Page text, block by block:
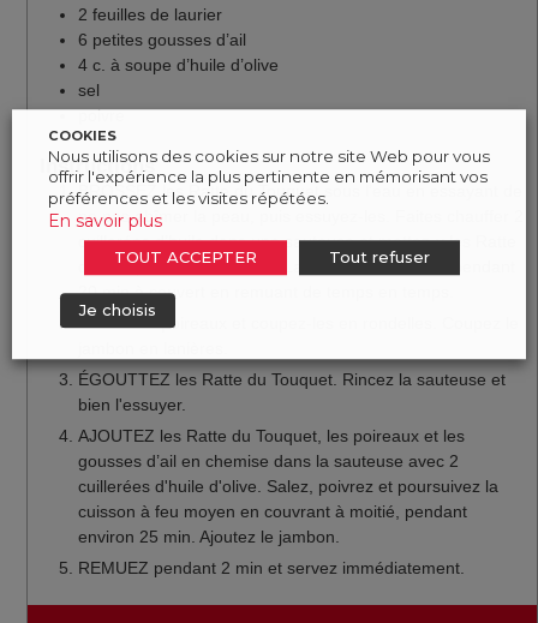
2 feuilles de laurier
6 petites gousses d’ail
4 c. à soupe d’huile d’olive
sel
poivre
Instructions
BROSSEZ les Ratte du Touquet sous l’eau en essayant de
ne pas abîmer la peau, puis essuyez-les. Faites chauffer 2
cuillerées d’huile dans une sauteuse et mettez-y les Ratte
du Touquet avec le laurier. Laissez cuire à feu vif pendant
20 min à couvert en remuant de temps en temps.
LAVEZ les poireaux et coupez-les en rondelles. Coupez le
ÉGOUTTEZ les Ratte du Touquet. Rincez la sauteuse et
bien l'essuyer.
AJOUTEZ les Ratte du Touquet, les poireaux et les
gousses d’ail en chemise dans la sauteuse avec 2
cuillerées d'huile d'olive. Salez, poivrez et poursuivez la
cuisson à feu moyen en couvrant à moitié, pendant
environ 25 min. Ajoutez le jambon.
REMUEZ pendant 2 min et servez immédiatement.
COOKIES
Nous utilisons des cookies sur notre site Web pour vous
offrir l'expérience la plus pertinente en mémorisant vos
préférences et les visites répétées.
En savoir plus
TOUT ACCEPTER Tout refuser
Je choisis